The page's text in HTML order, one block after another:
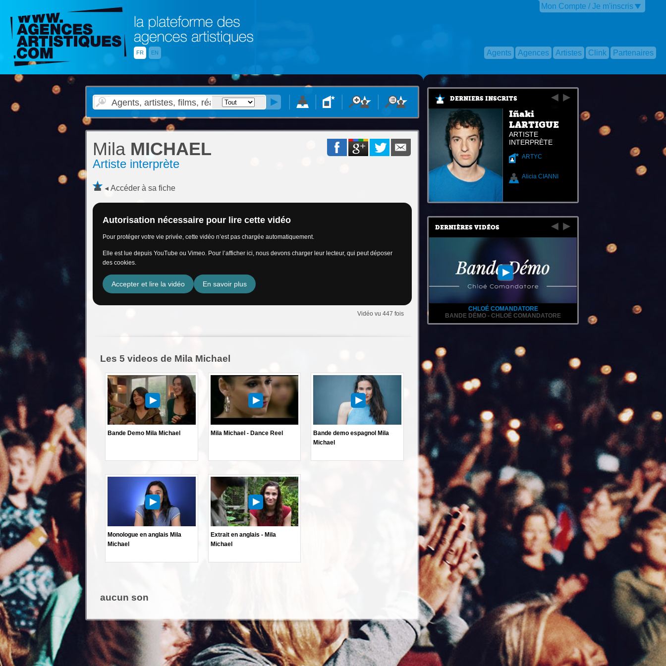
FR EN
Mon Compte / Je m'inscris
Agents Agences Artistes Clink Partenaires
Mila MICHAEL
Artiste interprète
Accéder à sa fiche
Autorisation nécessaire pour lire cette vidéo
Pour protéger votre vie privée, cette vidéo n’est pas chargée automatiquement.
Elle est lue depuis YouTube ou Vimeo. Pour l’afficher ici, nous devons charger leur lecteur, qui peut déposer
des cookies.
Accepter et lire la vidéo En savoir plus
Vidéo vu 447 fois
Les 5 videos de Mila Michael
Bande Demo Mila Michael Mila Michael - Dance Reel
Bande demo espagnol Mila
Michael
Monologue en anglais Mila
Michael
Extrait en anglais - Mila
Michael
aucun son
DERNIERS INSCRITS
Iñaki
LARTIGUE
ARTISTE
INTERPRÈTE
ARTYC
Alicia CIANNI
DERNIÈRES VIDÉOS
CHLOÉ COMANDATORE
BANDE DÉMO - CHLOÉ COMANDATORE